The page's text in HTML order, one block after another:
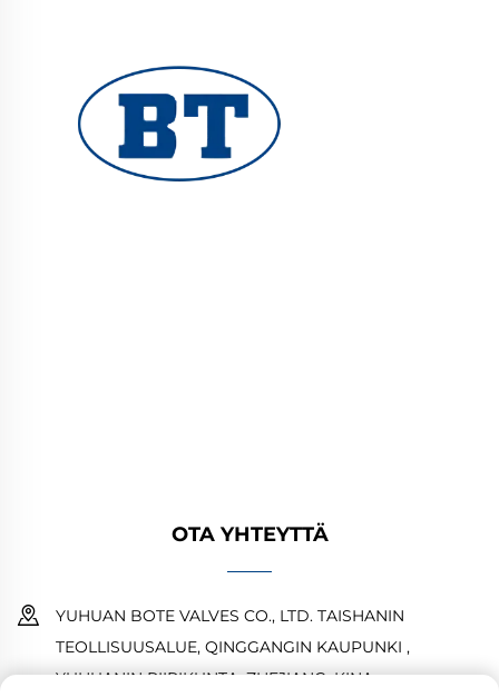
OTA YHTEYTTÄ
YUHUAN BOTE VALVES CO., LTD. TAISHANIN
TEOLLISUUSALUE, QINGGANGIN KAUPUNKI ,
YUHUANIN PIIRIKUNTA ,ZHEJIANG ,KINA